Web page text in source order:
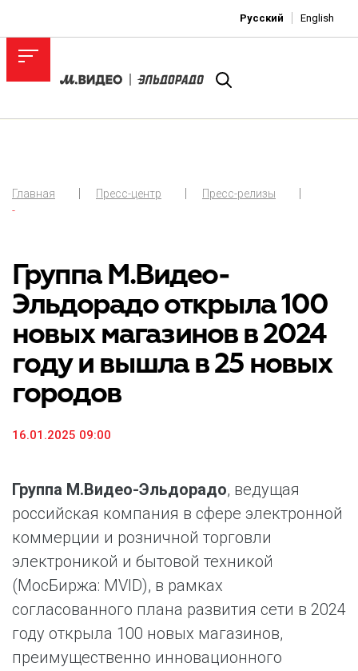
Русский English
Главная Пресс-центр
Пресс-релизы
-
Группа М.Видео-
Эльдорадо открыла 100
новых магазинов в 2024
году и вышла в 25 новых
городов
16.01.2025 09:00
Группа М.Видео-Эльдорадо, ведущая
российская компания в сфере электронной
коммерции и розничной торговли
электроникой и бытовой техникой
(МосБиржа: MVID), в рамках
согласованного плана развития сети в 2024
году открыла 100 новых магазинов,
преимущественно инновационного